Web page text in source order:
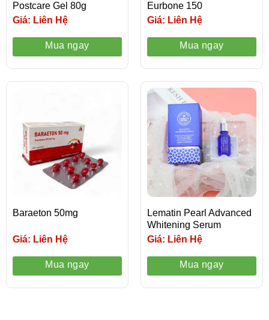
Postcare Gel 80g
Giá: Liên Hệ
Mua ngay
Eurbone 150
Giá: Liên Hệ
Mua ngay
Baraeton 50mg
Giá: Liên Hệ
Mua ngay
Lematin Pearl Advanced
Whitening Serum
Giá: Liên Hệ
Mua ngay